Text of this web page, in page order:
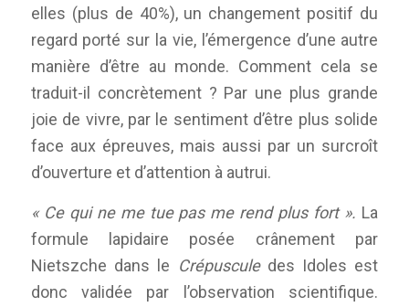
elles (plus de 40%), un changement positif du
regard porté sur la vie, l’émergence d’une autre
manière d’être au monde. Comment cela se
traduit-il concrètement ? Par une plus grande
joie de vivre, par le sentiment d’être plus solide
face aux épreuves, mais aussi par un surcroît
d’ouverture et d’attention à autrui.
« Ce qui ne me tue pas me rend plus fort ». La
formule lapidaire posée crânement par
Nietszche dans le Crépuscule des Idoles est
donc validée par l’observation scientifique.